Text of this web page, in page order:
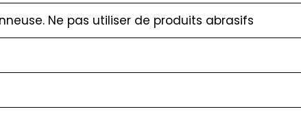
Ne pas utiliser de produits abrasifs